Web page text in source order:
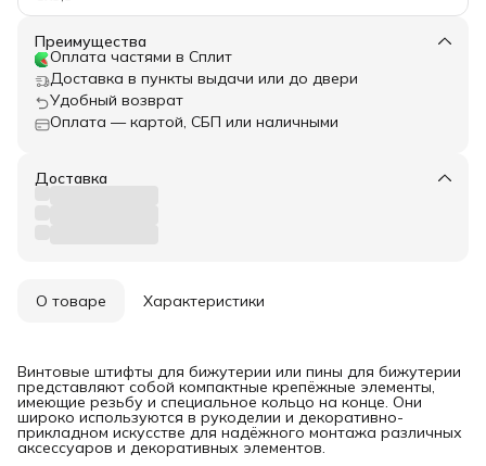
Преимущества
Оплата частями в Сплит
Доставка в пункты выдачи или до двери
Удобный возврат
Оплата — картой, СБП или наличными
Доставка
О товаре Характеристики
Винтовые штифты для бижутерии или пины для бижутерии
представляют собой компактные крепёжные элементы,
имеющие резьбу и специальное кольцо на конце. Они
широко используются в рукоделии и декоративно-
прикладном искусстве для надёжного монтажа различных
аксессуаров и декоративных элементов.